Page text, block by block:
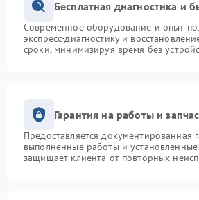
Бесплатная диагностика и
Современное оборудование и опыт
экспресс-диагностику и
сроки, минимизируя время без
Гарантия на работы и
Предоставляется документированная
выполненные работы и установленные
защищает клиента от повторных